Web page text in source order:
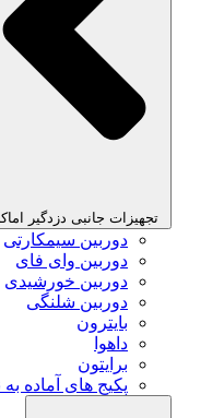
تجهیزات جانبی دزدگیر
دوربین سیمکارتی
دوربین وای فای
دوربین خورشیدی
دوربین شلنگی
بایترون
داهوا
برایتون
پکیج های آماده